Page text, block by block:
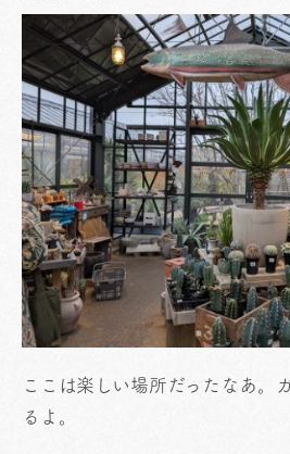
ここは楽しい場所だったなあ。
るよ。